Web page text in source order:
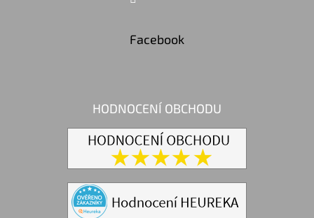
Facebook
HODNOCENÍ OBCHODU